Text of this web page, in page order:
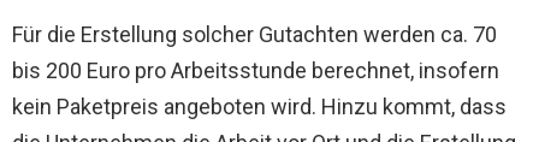
Für die Erstellung solcher Gutachten werden ca. 70
bis 200 Euro pro Arbeitsstunde berechnet, insofern
kein Paketpreis angeboten wird. Hinzu kommt, dass